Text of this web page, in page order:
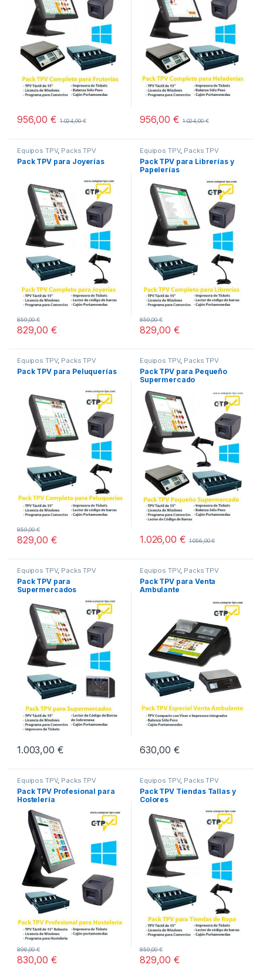
956,00€ 1.024,00€ 956,00€ 1.024,00€
Equipos TPV, Packs TPV
Pack TPV para Joyerías
829,00€
859,00€
Equipos TPV, Packs TPV
Pack TPV para Librerías y
Papelerías
829,00€
859,00€
Equipos TPV, Packs TPV
Pack TPV para Peluquerías
829,00€
859,00€
Equipos TPV, Packs TPV
Pack TPV para Pequeño
Supermercado
1.026,00 € 1.056,00€
Equipos TPV, Packs TPV
Pack TPV para
Supermercados
1.003,00 €
Equipos TPV, Packs TPV
Pack TPV para Venta
Ambulante
630,00€
Equipos TPV, Packs TPV
Pack TPV Profesional para
Hostelería
830,00€
896,00€
Equipos TPV, Packs TPV
Pack TPV Tiendas Tallas y
Colores
829,00€
859,00€